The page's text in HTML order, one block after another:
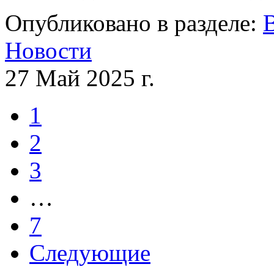
Опубликовано в разделе:
Новости
27 Май 2025 г.
1
2
3
…
7
Следующие